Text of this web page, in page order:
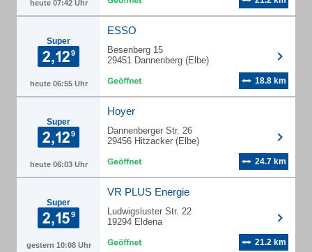
heute 07:42 Uhr
Super
heute 06:55 Uhr
ESSO
Besenberg 15
29451 Dannenberg (Elbe)
18.8 km
Super
heute 06:03 Uhr
Hoyer
Dannenberger Str. 26
29456 Hitzacker (Elbe)
24.7 km
Super
gestern 10:08 Uhr
VR PLUS Energie
Ludwigsluster Str. 22
19294 Eldena
21.2 km